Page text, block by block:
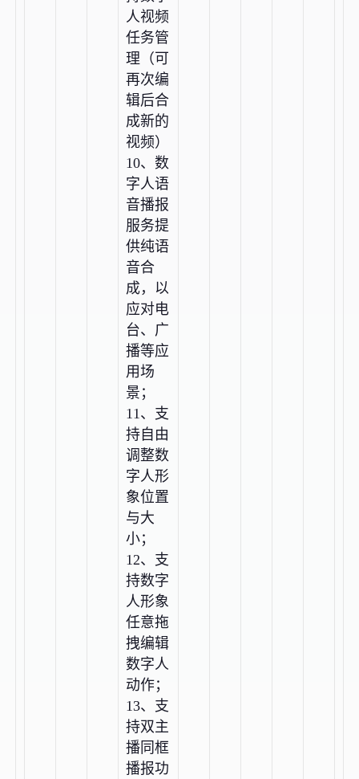
人视频
任务管
理（可
再次编
辑后合
成新的
视频）
10、数
字人语
音播报
服务提
供纯语
音合
成，以
应对电
台、广
播等应
用场
景；
11、支
持自由
调整数
字人形
象位置
与大
小；
12、支
持数字
人形象
任意拖
拽编辑
数字人
动作；
13、支
持双主
播同框
播报功